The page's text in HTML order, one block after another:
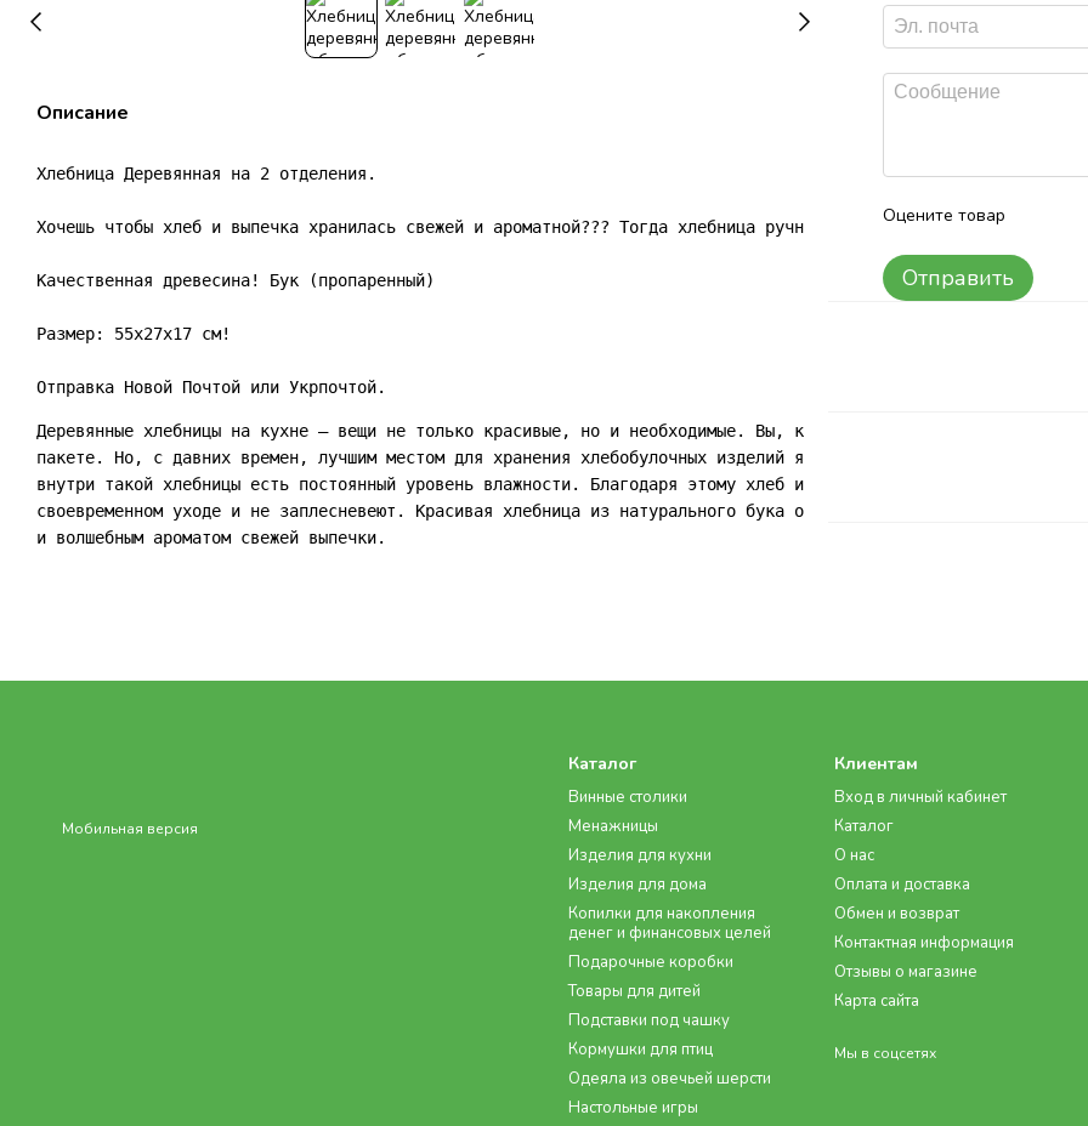
Описание
Хлебница Деревянная на 2 отделения.
Хочешь чтобы хлеб и выпечка хранилась свежей и ароматной??? Тогда хлебница ручной работы из Экологически
Качественная древесина! Бук (пропаренный)
Размер: 55х27х17 см!
Отправка Новой Почтой или Укрпочтой.
Деревянные хлебницы на кухне – вещи не только красивые, но и необходимые. Вы, конечно, можете хранить хлеб
пакете. Но, с давних времен, лучшим местом для хранения хлебобулочных изделий является хлебница из
внутри такой хлебницы есть постоянный уровень влажности. Благодаря этому хлеб и булки в ней долгое время
своевременном уходе и не заплесневеют. Красивая хлебница из натурального бука очень быстро займет ведущее
и волшебным ароматом свежей выпечки.
Оцените товар
Отправить
Мобильная версия
Каталог
Винные столики
Менажницы
Изделия для кухни
Изделия для дома
Копилки для накопления
денег и финансовых целей
Подарочные коробки
Товары для дитей
Подставки под чашку
Кормушки для птиц
Одеяла из овечьей шерсти
Настольные игры
Клиентам
Вход в личный кабинет
Каталог
О нас
Оплата и доставка
Обмен и возврат
Контактная информация
Отзывы о магазине
Карта сайта
Мы в соцсетях